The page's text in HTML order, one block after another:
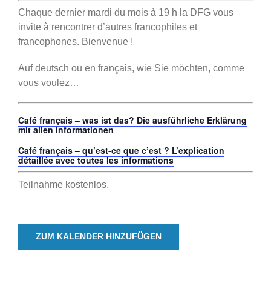
Chaque dernier mardi du mois à 19 h la DFG vous
invite à rencontrer d’autres francophiles et
francophones. Bienvenue !
Auf deutsch ou en français, wie Sie möchten, comme
vous voulez…
Café français – was ist das? Die ausführliche Erklärung
mit allen Informationen
Café français – qu’est-ce que c’est ? L’explication
détaillée avec toutes les informations
Teilnahme kostenlos.
ZUM KALENDER HINZUFÜGEN